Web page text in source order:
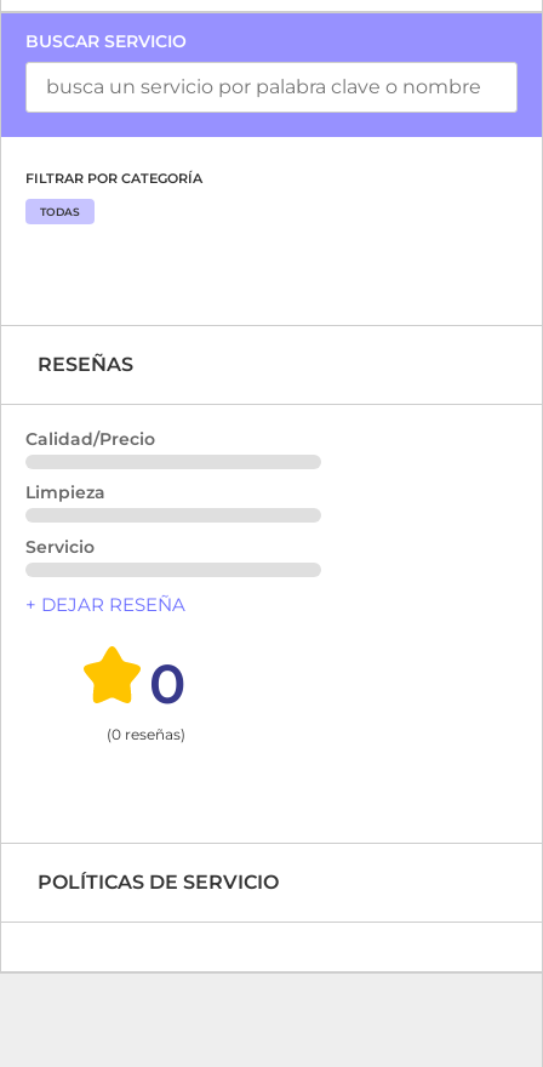
BUSCAR SERVICIO
FILTRAR POR CATEGORÍA
TODAS
RESEÑAS
Calidad/Precio
Limpieza
Servicio
+ DEJAR RESEÑA
0
(0 reseñas)
POLÍTICAS DE SERVICIO